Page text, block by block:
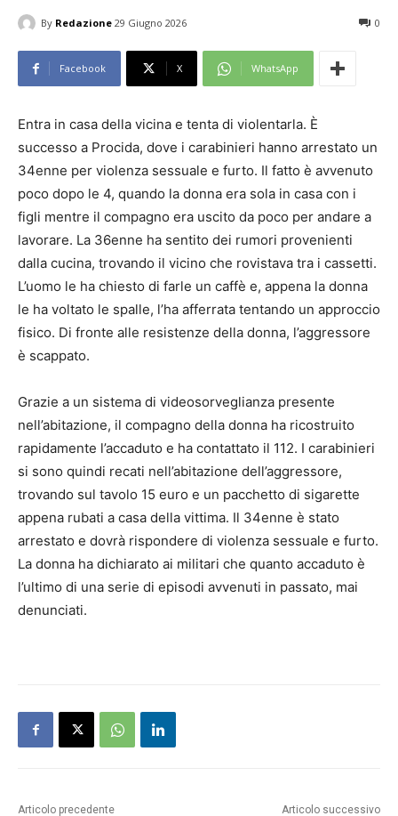
By Redazione 29 Giugno 2026 0
Facebook X WhatsApp
Entra in casa della vicina e tenta di violentarla. È
successo a Procida, dove i carabinieri hanno arrestato un
34enne per violenza sessuale e furto. Il fatto è avvenuto
poco dopo le 4, quando la donna era sola in casa con i
figli mentre il compagno era uscito da poco per andare a
lavorare. La 36enne ha sentito dei rumori provenienti
dalla cucina, trovando il vicino che rovistava tra i cassetti.
L’uomo le ha chiesto di farle un caffè e, appena la donna
le ha voltato le spalle, l’ha afferrata tentando un approccio
fisico. Di fronte alle resistenze della donna, l’aggressore
è scappato.
Grazie a un sistema di videosorveglianza presente
nell’abitazione, il compagno della donna ha ricostruito
rapidamente l’accaduto e ha contattato il 112. I carabinieri
si sono quindi recati nell’abitazione dell’aggressore,
trovando sul tavolo 15 euro e un pacchetto di sigarette
appena rubati a casa della vittima. Il 34enne è stato
arrestato e dovrà rispondere di violenza sessuale e furto.
La donna ha dichiarato ai militari che quanto accaduto è
l’ultimo di una serie di episodi avvenuti in passato, mai
denunciati.
Articolo precedente Articolo successivo